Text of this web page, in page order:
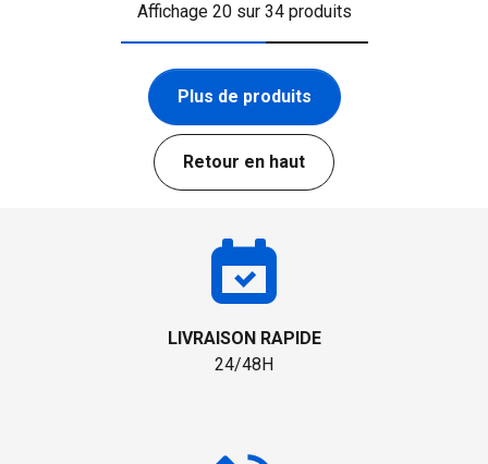
Affichage 20 sur 34 produits
Plus de produits
Retour en haut
LIVRAISON RAPIDE
24/48H